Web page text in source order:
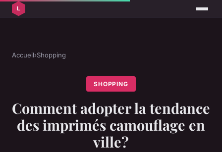
Accueil›Shopping
SHOPPING
Comment adopter la tendance
des imprimés camouflage en
ville?